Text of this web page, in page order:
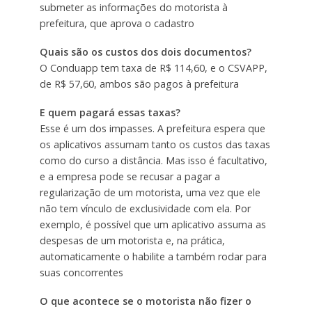
submeter as informações do motorista à
prefeitura, que aprova o cadastro
Quais são os custos dos dois documentos?
O Conduapp tem taxa de R$ 114,60, e o CSVAPP,
de R$ 57,60, ambos são pagos à prefeitura
E quem pagará essas taxas?
Esse é um dos impasses. A prefeitura espera que
os aplicativos assumam tanto os custos das taxas
como do curso a distância. Mas isso é facultativo,
e a empresa pode se recusar a pagar a
regularização de um motorista, uma vez que ele
não tem vínculo de exclusividade com ela. Por
exemplo, é possível que um aplicativo assuma as
despesas de um motorista e, na prática,
automaticamente o habilite a também rodar para
suas concorrentes
O que acontece se o motorista não fizer o